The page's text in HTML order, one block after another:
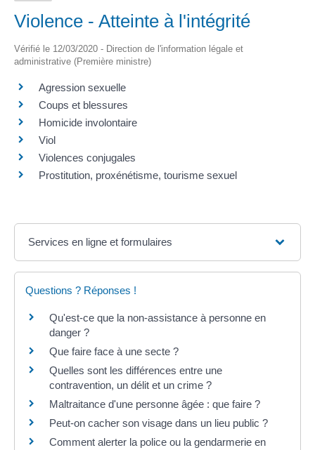
Violence - Atteinte à l'intégrité
Vérifié le 12/03/2020 - Direction de l'information légale et
administrative (Première ministre)
Agression sexuelle
Coups et blessures
Homicide involontaire
Viol
Violences conjugales
Prostitution, proxénétisme, tourisme sexuel
Services en ligne et formulaires
Questions ? Réponses !
Qu'est-ce que la non-assistance à personne en
danger ?
Que faire face à une secte ?
Quelles sont les différences entre une
contravention, un délit et un crime ?
Maltraitance d'une personne âgée : que faire ?
Peut-on cacher son visage dans un lieu public ?
Comment alerter la police ou la gendarmerie en